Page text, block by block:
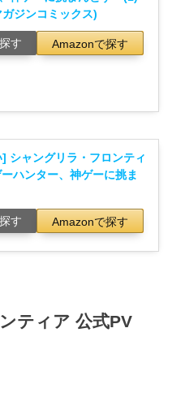
ジンコミックス)
す Amazonで探す
シャングリラ・フロンティ
ハンター、神ゲーに挑ま
す Amazonで探す
ティア 公式PV